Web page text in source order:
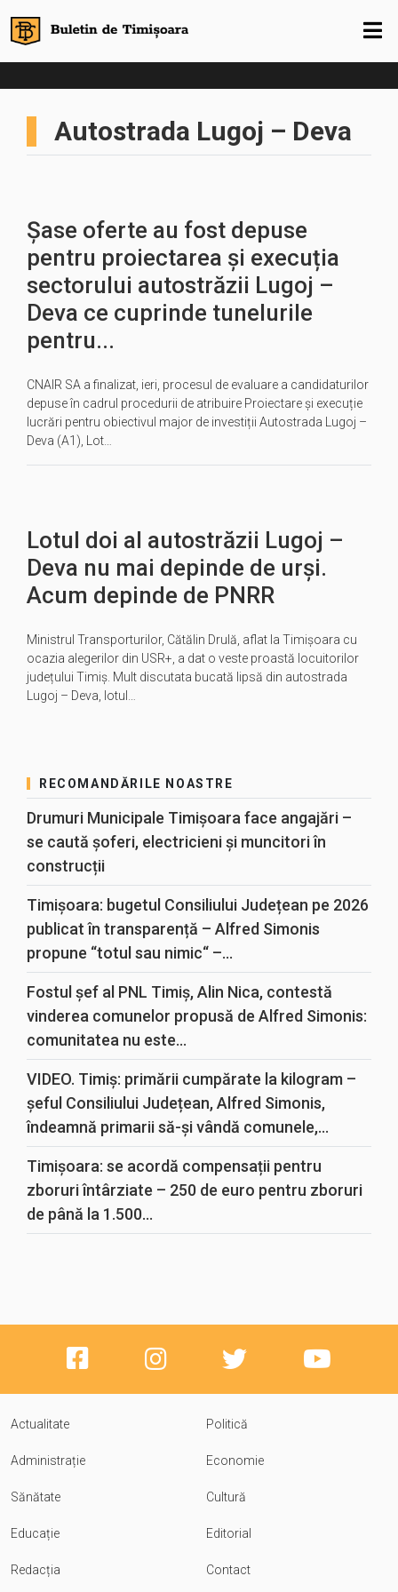
Autostrada Lugoj – Deva
Șase oferte au fost depuse
pentru proiectarea și execuția
sectorului autostrăzii Lugoj –
Deva ce cuprinde tunelurile
pentru...
CNAIR SA a finalizat, ieri, procesul de evaluare a candidaturilor
depuse în cadrul procedurii de atribuire Proiectare și execuție
lucrări pentru obiectivul major de investiții Autostrada Lugoj –
Deva (A1), Lot…
Lotul doi al autostrăzii Lugoj –
Deva nu mai depinde de urși.
Acum depinde de PNRR
Ministrul Transporturilor, Cătălin Drulă, aflat la Timișoara cu
ocazia alegerilor din USR+, a dat o veste proastă locuitorilor
județului Timiș. Mult discutata bucată lipsă din autostrada
Lugoj – Deva, lotul…
RECOMANDĂRILE NOASTRE
Drumuri Municipale Timișoara face angajări –
se caută șoferi, electricieni și muncitori în
construcții
Timișoara: bugetul Consiliului Județean pe 2026
publicat în transparență – Alfred Simonis
propune “totul sau nimic“ –...
Fostul șef al PNL Timiș, Alin Nica, contestă
vinderea comunelor propusă de Alfred Simonis:
comunitatea nu este...
VIDEO. Timiș: primării cumpărate la kilogram –
șeful Consiliului Județean, Alfred Simonis,
îndeamnă primarii să-și vândă comunele,...
Timișoara: se acordă compensații pentru
zboruri întârziate – 250 de euro pentru zboruri
de până la 1.500...
Actualitate Politică
Administrație Economie
Sănătate Cultură
Educație Editorial
Redacția Contact